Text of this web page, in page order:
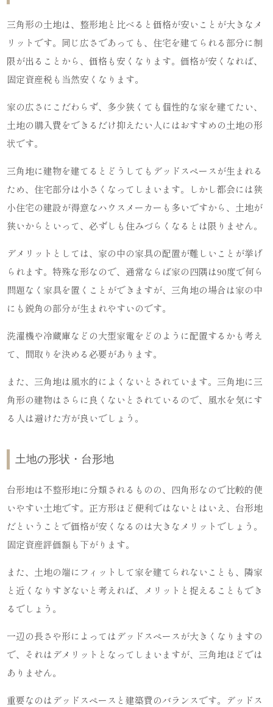
三角形の土地は、整形地と比べると価格が安いことが大きなメ
リットです。同じ広さであっても、住宅を建てられる部分に制
限が出ることから、価格も安くなります。価格が安くなれば、
固定資産税も当然安くなります。
家の広さにこだわらず、多少狭くても個性的な家を建てたい、
土地の購入費をできるだけ抑えたい人にはおすすめの土地の形
状です。
三角地に建物を建てるとどうしてもデッドスペースが生まれる
ため、住宅部分は小さくなってしまいます。しかし都会には狭
小住宅の建設が得意なハウスメーカーも多いですから、土地が
狭いからといって、必ずしも住みづらくなるとは限りません。
デメリットとしては、家の中の家具の配置が難しいことが挙げ
られます。特殊な形なので、通常ならば家の四隅は90度で何ら
問題なく家具を置くことができますが、三角地の場合は家の中
にも鋭角の部分が生まれやすいのです。
洗濯機や冷蔵庫などの大型家電をどのように配置するかも考え
て、間取りを決める必要があります。
また、三角地は風水的によくないとされています。三角地に三
角形の建物はさらに良くないとされているので、風水を気にす
る人は避けた方が良いでしょう。
土地の形状・台形地
台形地は不整形地に分類されるものの、四角形なので比較的使
いやすい土地です。正方形ほど便利ではないとはいえ、台形地
だということで価格が安くなるのは大きなメリットでしょう。
固定資産評価額も下がります。
また、土地の端にフィットして家を建てられないことも、隣家
と近くなりすぎないと考えれば、メリットと捉えることもでき
るでしょう。
一辺の長さや形によってはデッドスペースが大きくなりますの
で、それはデメリットとなってしまいますが、三角地ほどでは
ありません。
重要なのはデッドスペースと建築費のバランスです。デッドス